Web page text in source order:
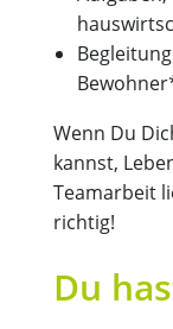
Wenn Du
kannst,
Teamarbeit
richtig!
Du